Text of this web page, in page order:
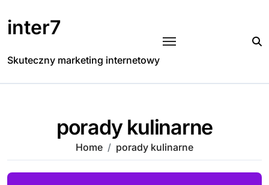
to
content
inter7
Skuteczny marketing internetowy
porady kulinarne
Home porady kulinarne